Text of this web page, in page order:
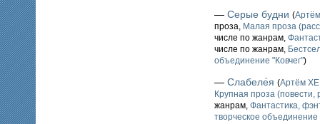
— Серые будни (
проза, Малая проза
числе по жанрам,
числе по жанрам,
объединение "Ковчег")
— Слабеле́я (Артём
Крупная проза (повести,
жанрам, Фантастика,
творческое объединение